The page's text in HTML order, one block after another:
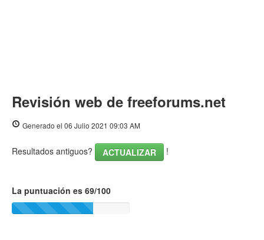
Revisión web de freeforums.net
Generado el 06 Julio 2021 09:03 AM
Resultados antiguos? ACTUALIZAR !
La puntuación es 69/100